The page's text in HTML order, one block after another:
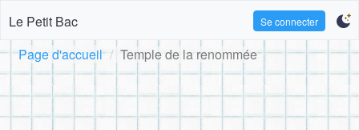
Le Petit Bac Se connecter
Page d'accueil Temple de la renommée